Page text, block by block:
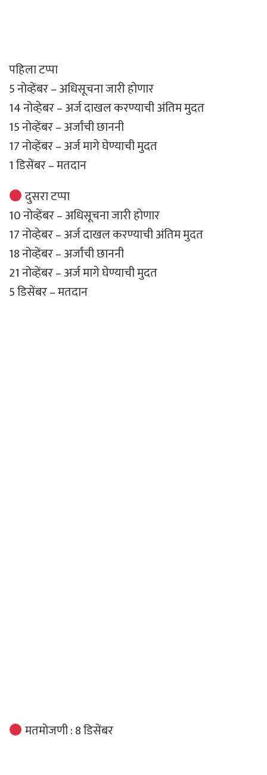
पहिला टप्पा
5 नोव्हेंबर – अधिसूचना जारी होणार
14 नोव्हेबर – अर्ज दाखल करण्याची अंतिम मुदत
15 नोव्हेंबर – अर्जांची छाननी
17 नोव्हेंबर – अर्ज मागे घेण्याची मुदत
1 डिसेंबर – मतदान
दुसरा टप्पा
10 नोव्हेंबर – अधिसूचना जारी होणार
17 नोव्हेबर – अर्ज दाखल करण्याची अंतिम मुदत
18 नोव्हेंबर – अर्जांची छाननी
21 नोव्हेंबर – अर्ज मागे घेण्याची मुदत
5 डिसेंबर – मतदान
मतमोजणी : 8 डिसेंबर